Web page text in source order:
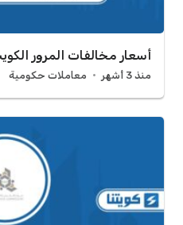
أسعار مخالفات المرور
منذ 3 أشهر معاملات حكومية